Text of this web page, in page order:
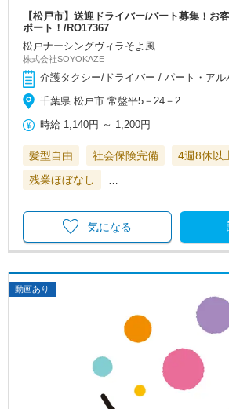
【松戸市】送迎ドライバー/パート募集！お
ポート！/RO17367
松戸ナーシングヴィラそよ風
株式会社SOYOKAZE
介護タクシー/ドライバー / パート・アル
千葉県 松戸市 常盤平5－24－2
時給 1,140円 ～ 1,200円
髪型自由 社会保険完備 4週8休以
残業ほぼなし
…
気になる
動画あり